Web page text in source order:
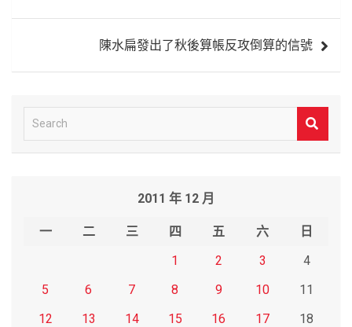
陳水扁發出了秋後算帳反攻倒算的信號
e
2011 年 12 月
一 二 三 四 五 六
日
1
2 3
4
5
6 7 8 9 10
11
12
13 14 15 16 17
18